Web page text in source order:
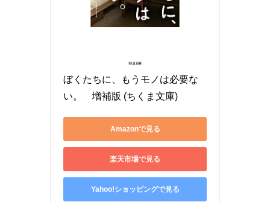
ぼくたちに、もうモノは必要な
い。　増補版 (ちくま文庫)
Amazonで見る
楽天市場で見る
Yahoo!ショッピングで見る